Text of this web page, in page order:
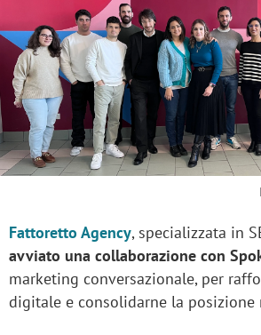
Fattoretto Agency, specializzata in
avviato una collaborazione con
marketing conversazionale, per
digitale e consolidarne la posizione